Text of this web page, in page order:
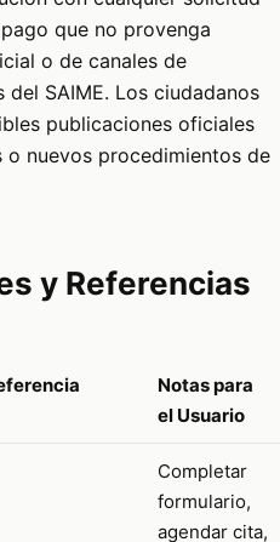
que no provenga
o de canales de
SAIME. Los ciudadanos
publicaciones oficiales
o nuevos procedimientos de
y Referencias
Notas para
el Usuario
Completar
formulario,
agendar cita,